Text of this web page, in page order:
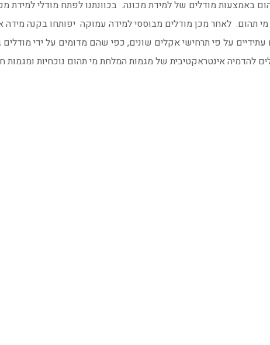
באמצעות מודלים של למידת מכונה. בכוונתנו לפתח מודלי למידת
מי תהום. לאחר מכן מודלים מבוססי למידה עמוקה יפותחו בקנה
עתידיים על פי תרחישי אקלים שונים, כפי שהם מדומים על ידי
להדמיה אינטראקטיבית של מגמות המלחת מי תהום נוכחיות ומגמות